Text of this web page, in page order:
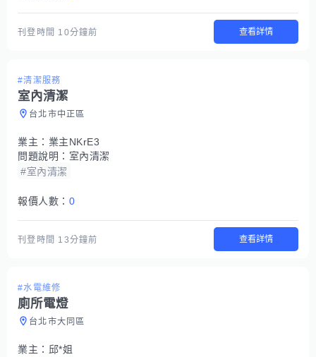
刊登時間 10分鐘前 查看詳情
#清潔服務
室內清潔
台北市中正區
業主： 業主NKrE3
問題說明： 室內清潔
#室內清潔
報價人數： 0
刊登時間 13分鐘前 查看詳情
#水電維修
廁所電燈
台北市大同區
業主： 邱*姐